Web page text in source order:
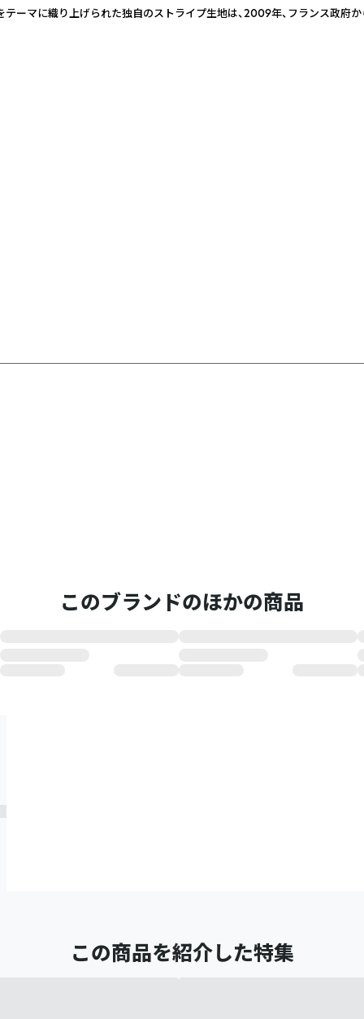
ーマに織り上げられた独自のストライプ生地は、2009年、フランス政府から
このブランドのほかの商品
この商品を紹介した特集